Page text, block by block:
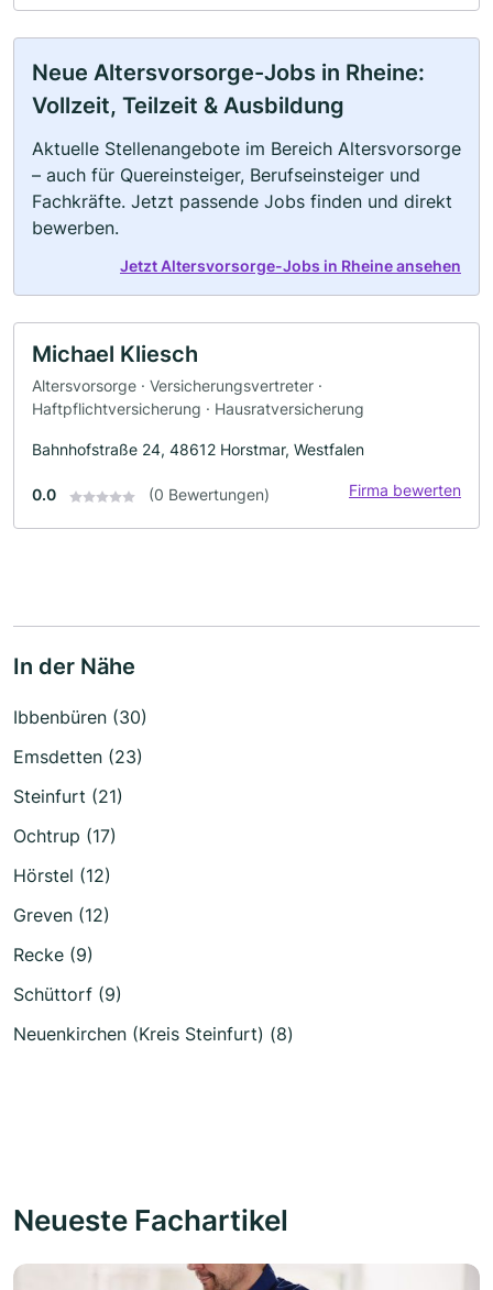
Neue Altersvorsorge-Jobs in Rheine:
Vollzeit, Teilzeit & Ausbildung
Aktuelle Stellenangebote im Bereich Altersvorsorge
– auch für Quereinsteiger, Berufseinsteiger und
Fachkräfte. Jetzt passende Jobs finden und direkt
bewerben.
Jetzt Altersvorsorge-Jobs in Rheine ansehen
Michael Kliesch
Altersvorsorge · Versicherungsvertreter ·
Haftpflichtversicherung · Hausratversicherung
Bahnhofstraße 24, 48612 Horstmar, Westfalen
0.0 (0 Bewertungen) Firma bewerten
In der Nähe
Ibbenbüren (30)
Emsdetten (23)
Steinfurt (21)
Ochtrup (17)
Hörstel (12)
Greven (12)
Recke (9)
Schüttorf (9)
Neuenkirchen (Kreis Steinfurt) (8)
Neueste Fachartikel